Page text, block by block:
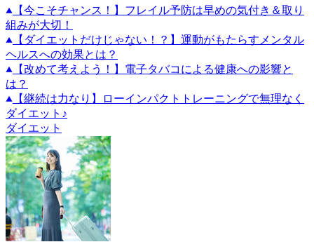
【今こそチャンス！】フレイル予防は早めの気付き＆取り
組みが大切！
【ダイエットだけじゃない！？】運動がもたらすメンタル
ヘルスへの効果とは？
【改めて考えよう！】電子タバコによる健康への影響と
は？
【継続は力なり】ローインパクトトレーニングで無理なく
ダイエット♪
ダイエット